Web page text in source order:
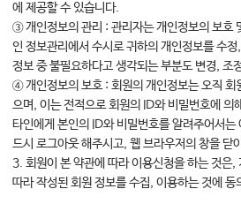
에 제공할 수 있습니다.
③ 개인정보의 관리 : 관리자는 개인정보의 보호
인 정보관리에서 수시로 귀하의 개인정보를 수
정보 중 불필요하다고 생각되는 부분도 변경, 조
④ 개인정보의 보호 : 회원의 개인정보는 오직 회
으며, 이는 전적으로 회원의 ID와 비밀번호에 의
타인에게 본인의 ID와 비밀번호를 알려주어서는
드시 로그아웃 해주시고, 웹 브라우저의 창을 닫
3. 회원이 본 약관에 따라 이용신청을 하는 것은,
따라 작성된 회원 정보를 수집, 이용하는 것에 동